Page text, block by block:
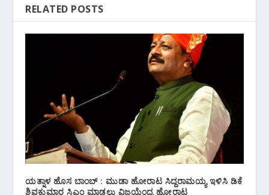
RELATED POSTS
ಯತ್ನಾಳ ಹೊಸ ಬಾಂಬ್ : ಮುಡಾ ಹೋರಾಟ ಸಿದ್ದರಾಮಯ್ಯ ಇಳಿಸಿ ಡಿಕೆ
ಶಿವಕುಮಾರ ಸಿಎಂ ಮಾಡಲು ವಿಜಯೆಂದ್ರ ಹೋರಾಟ